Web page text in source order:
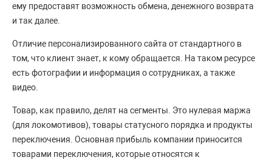
ему предоставят возможность обмена, денежного возврата
и так далее.
Отличие персонализированного сайта от стандартного в
том, что клиент знает, к кому обращается. На таком ресурсе
есть фотографии и информация о сотрудниках, а также
видео.
Товар, как правило, делят на сегменты. Это нулевая маржа
(для локомотивов), товары статусного порядка и продукты
переключения. Основная прибыль компании приносится
товарами переключения, которые относятся к